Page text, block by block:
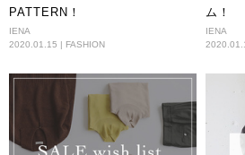
PATTERN！
IENA
2020.01.15 | FASHION
ム！
IENA